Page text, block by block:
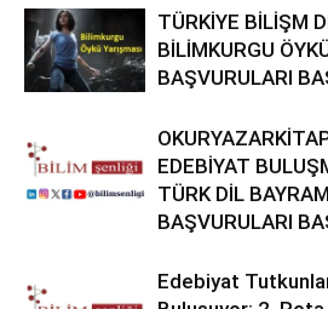
TÜRKİYE BİLİŞM
BİLİMKURGU
BAŞVURULARI
EDEBİYAT
TÜRK DİL
BAŞVURULARI
Edebiyat